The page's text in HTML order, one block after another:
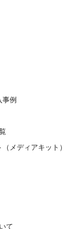
事例
メディアキット）
て